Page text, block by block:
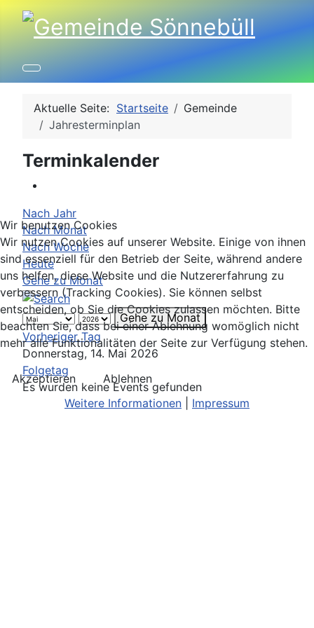
Aktuelle Seite: Startseite
Gemeinde
Jahresterminplan
Terminkalender
Nach Jahr
Nach Monat
Nach Woche
Heute
Gehe zu Monat
Gehe zu Monat
Vorheriger Tag
Donnerstag, 14. Mai 2026
Folgetag
Es wurden keine Events gefunden
Wir benutzen Cookies
Wir nutzen Cookies auf unserer Website. Einige von ihnen
sind essenziell für den Betrieb der Seite, während andere
uns helfen, diese Website und die Nutzererfahrung zu
verbessern (Tracking Cookies). Sie können selbst
entscheiden, ob Sie die Cookies zulassen möchten. Bitte
beachten Sie, dass bei einer Ablehnung womöglich nicht
mehr alle Funktionalitäten der Seite zur Verfügung stehen.
Akzeptieren
Ablehnen
Weitere Informationen
Impressum